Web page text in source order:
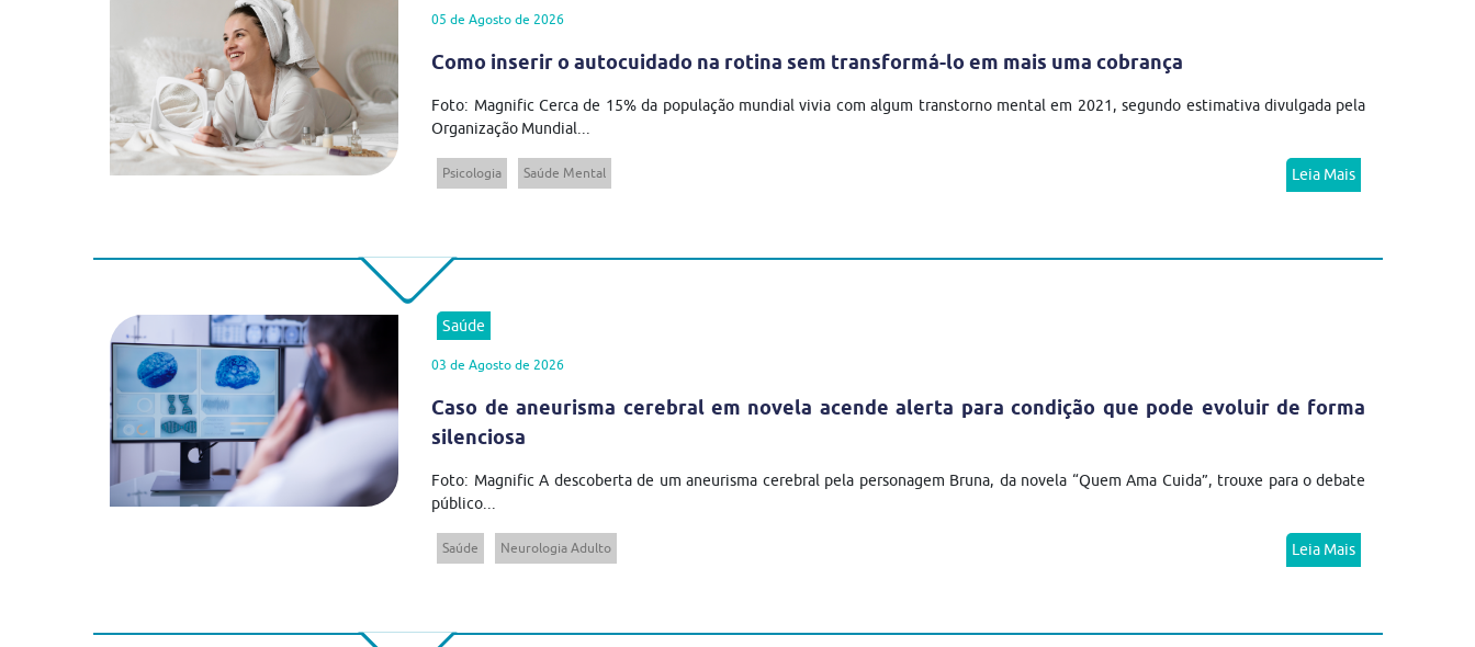
05 de Agosto de 2026
Como inserir o autocuidado na rotina sem transformá-lo em mais uma cobrança
Foto: Magnific Cerca de 15% da população mundial vivia com algum transtorno mental em 2021, segundo estimativa divulgada pela
Organização Mundial...
Psicologia Saúde Mental Leia Mais
Saúde
03 de Agosto de 2026
Caso de aneurisma cerebral em novela acende alerta para condição que pode evoluir de forma
silenciosa
Foto: Magnific A descoberta de um aneurisma cerebral pela personagem Bruna, da novela “Quem Ama Cuida”, trouxe para o debate
público...
Saúde Neurologia Adulto Leia Mais